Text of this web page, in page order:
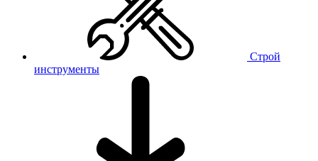
Строй
инструменты